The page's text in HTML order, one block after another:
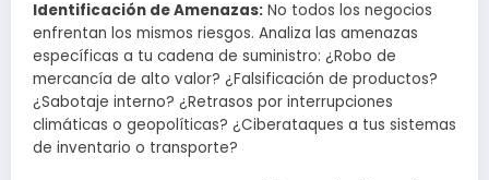
Identificación de Amenazas: No todos los negocios
enfrentan los mismos riesgos. Analiza las amenazas
específicas a tu cadena de suministro: ¿Robo de
mercancía de alto valor? ¿Falsificación de productos?
¿Sabotaje interno? ¿Retrasos por interrupciones
climáticas o geopolíticas? ¿Ciberataques a tus sistemas
de inventario o transporte?